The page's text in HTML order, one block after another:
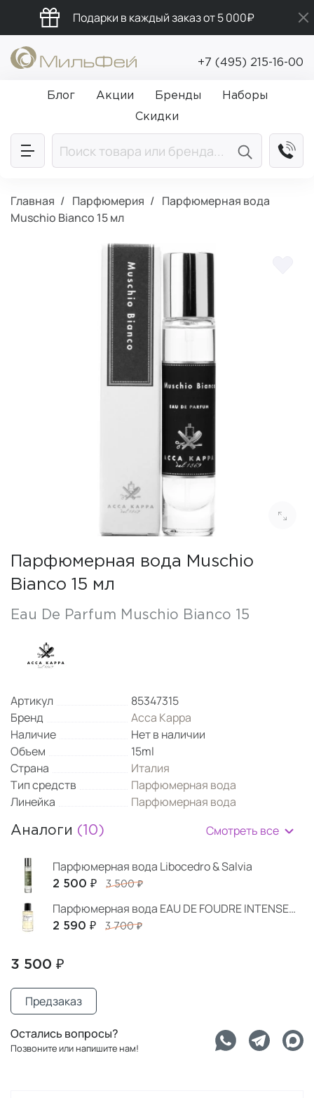
Подарки в каждый заказ от 5 000₽
Бесплатная доставка от 5 000₽
Промокод ПРИВЕТ
+7 (495) 215-16-00
Блог Акции Бренды
Наборы
Скидки
Главная Парфюмерия
Парфюмерная вода
Muschio Bianco 15 мл
Парфюмерная вода Muschio
Bianco 15 мл
Eau De Parfum Muschio Bianco 15
Артикул
85347315
Бренд
Acca Kappa
Наличие
Нет в наличии
Объем
15ml
Страна
Италия
Тип средств
Парфюмерная вода
Линейка
Парфюмерная вода
Аналоги (10) Смотреть все
Парфюмерная вода Libocedro & Salvia
2 500 ₽ 3 500 ₽
Парфюмерная вода EAU DE FOUDRE INTENSE телесно-пудровый аромат 10 мл
2 590 ₽ 3 700 ₽
3 500 ₽
Предзаказ
Остались вопросы?
Позвоните или напишите нам!